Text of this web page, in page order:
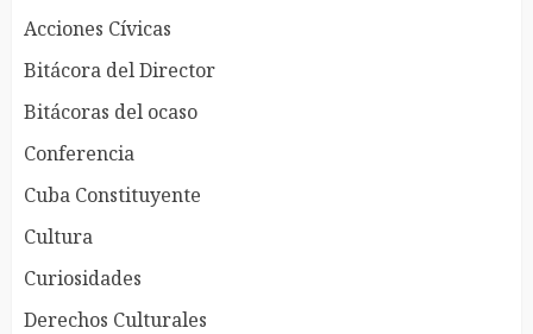
Acciones Cívicas
Bitácora del Director
Bitácoras del ocaso
Conferencia
Cuba Constituyente
Cultura
Curiosidades
Derechos Culturales